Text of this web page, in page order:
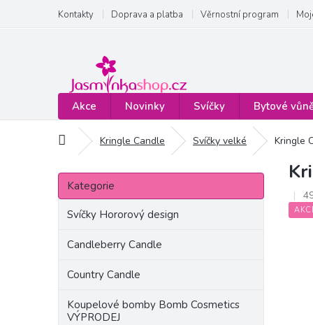
obsah
Kontakty Doprava a platba Věrnostní program
Akce Novinky Svíčky Bytové
Domů Kringle Candle Svíčky velké Kringle
P
s
Přeskočit
kategorie
Kategorie
Svíčky Hororový design
Candleberry Candle
Country Candle
Koupelové bomby Bomb Cosmetics
VÝPRODEJ